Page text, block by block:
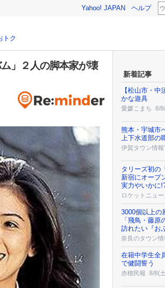
Yahoo! JAPAN ヘルプ
トク
」２人の脚本家が壊
新着記事
【松山市・
かな遊具
愛媛こまち 8/
熊本・宇城市
上下水道部の
伊賀タウン情報
タリーズ初の
新宿にオープ
実力やいかに
ロケットニュ
3000個以上の
「飛鳥・藤
訪れたい『お
奈良のタウン
在籍中学生全
で健闘誓う
赤穂民報 8/8(